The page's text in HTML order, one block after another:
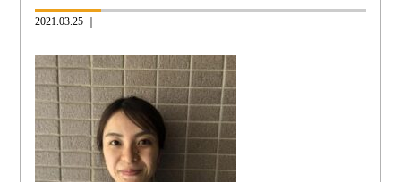
2021.03.25 ｜